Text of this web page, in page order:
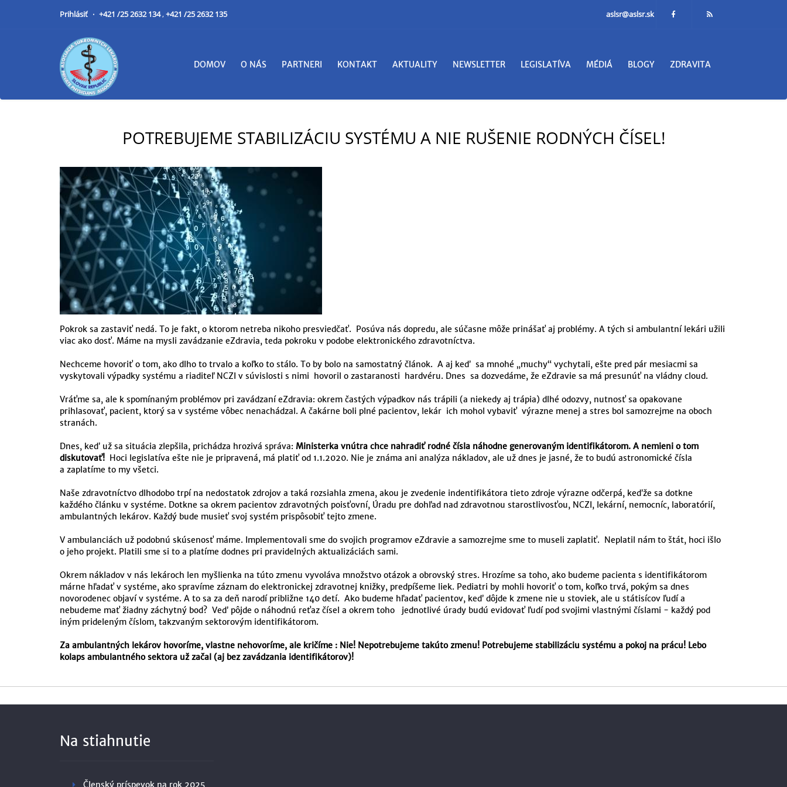
Prihlásiť +421 /25 2632 134,+421 /25 2632 135 aslsr@aslsr.sk
DOMOV O NÁS PARTNERI KONTAKT AKTUALITY NEWSLETTER LEGISLATÍVA MÉDIÁ BLOGY ZDRAVITA
POTREBUJEME STABILIZÁCIU SYSTÉMU A NIE RUŠENIE RODNÝCH ČÍSEL!
Pokrok sa zastaviť nedá. To je fakt, o ktorom netreba nikoho presviedčať. Posúva nás dopredu, ale súčasne môže prinášať aj problémy. A tých si ambulantní lekári užili
viac ako dosť. Máme na mysli zavádzanie eZdravia, teda pokroku v podobe elektronického zdravotníctva.
Nechceme hovoriť o tom, ako dlho to trvalo a koľko to stálo. To by bolo na samostatný článok. A aj keď sa mnohé „muchy“ vychytali, ešte pred pár mesiacmi sa
vyskytovali výpadky systému a riaditeľ NCZI v súvislosti s nimi hovoril o zastaranosti hardvéru. Dnes sa dozvedáme, že eZdravie sa má presunúť na vládny cloud.
Vráťme sa, ale k spomínaným problémov pri zavádzaní eZdravia: okrem častých výpadkov nás trápili (a niekedy aj trápia) dlhé odozvy, nutnosť sa opakovane
prihlasovať, pacient, ktorý sa v systéme vôbec nenachádzal. A čakárne boli plné pacientov, lekár ich mohol vybaviť výrazne menej a stres bol samozrejme na oboch
stranách.
Dnes, keď už sa situácia zlepšila, prichádza hrozivá správa: Ministerka vnútra chce nahradiť rodné čísla náhodne generovaným identifikátorom. A nemieni o tom
diskutovať! Hoci legislatíva ešte nie je pripravená, má platiť od 1.1.2020. Nie je známa ani analýza nákladov, ale už dnes je jasné, že to budú astronomické čísla
a zaplatíme to my všetci.
Naše zdravotníctvo dlhodobo trpí na nedostatok zdrojov a taká rozsiahla zmena, akou je zvedenie indentifikátora tieto zdroje výrazne odčerpá, keďže sa dotkne
každého článku v systéme. Dotkne sa okrem pacientov zdravotných poisťovní, Úradu pre dohľad nad zdravotnou starostlivosťou, NCZI, lekární, nemocníc, laboratórií,
ambulantných lekárov. Každý bude musieť svoj systém prispôsobiť tejto zmene.
V ambulanciách už podobnú skúsenosť máme. Implementovali sme do svojich programov eZdravie a samozrejme sme to museli zaplatiť. Neplatil nám to štát, hoci išlo
o jeho projekt. Platili sme si to a platíme dodnes pri pravidelných aktualizáciách sami.
Okrem nákladov v nás lekároch len myšlienka na túto zmenu vyvoláva množstvo otázok a obrovský stres. Hrozíme sa toho, ako budeme pacienta s identifikátorom
márne hľadať v systéme, ako spravíme záznam do elektronickej zdravotnej knižky, predpíšeme liek. Pediatri by mohli hovoriť o tom, koľko trvá, pokým sa dnes
novorodenec objaví v systéme. A to sa za deň narodí približne 140 detí. Ako budeme hľadať pacientov, keď dôjde k zmene nie u stoviek, ale u státisícov ľudí a
nebudeme mať žiadny záchytný bod? Veď pôjde o náhodnú reťaz čísel a okrem toho jednotlivé úrady budú evidovať ľudí pod svojimi vlastnými číslami - každý pod
iným prideleným číslom, takzvaným sektorovým identifikátorom.
Za ambulantných lekárov hovoríme, vlastne nehovoríme, ale kričíme : Nie! Nepotrebujeme takúto zmenu! Potrebujeme stabilizáciu systému a pokoj na prácu! Lebo
kolaps ambulantného sektora už začal (aj bez zavádzania identifikátorov)!
Na stiahnutie
Členský príspevok na rok 2025